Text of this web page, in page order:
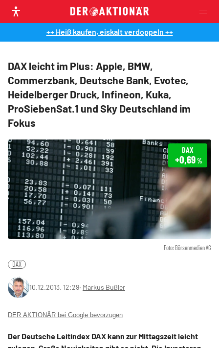
++ Heiß kaufen, eiskalt verdoppeln ++
DAX leicht im Plus: Apple, BMW,
Commerzbank, Deutsche Bank, Evotec,
Heidelberger Druck, Infineon, Kuka,
ProSiebenSat.1 und Sky Deutschland im
Fokus
Foto: Börsenmedien AG
DAX
+0,69%
DAX
10.12.2013, 12:29‧ Markus Bußler
DER AKTIONÄR bei Google bevorzugen
Der Deutsche Leitindex DAX kann zur Mittagszeit leicht